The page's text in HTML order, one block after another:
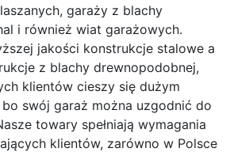
garaży z blachy
i również wiat garażowych.
jakości konstrukcje stalowe a
z blachy drewnopodobnej,
klientów cieszy się dużym
swój garaż można uzgodnić do
towary spełniają wymagania
klientów, zarówno w Polsce